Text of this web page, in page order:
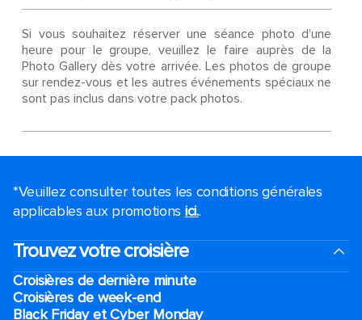
Si vous souhaitez réserver une séance photo d'une
heure pour le groupe, veuillez le faire auprès de la
Photo Gallery dès votre arrivée. Les photos de groupe
sur rendez-vous et les autres événements spéciaux ne
sont pas inclus dans votre pack photos.
*Veuillez consulter toutes les conditions générales
applicables aux promotions ici..
Trouvez votre croisière
Croisières de dernière minute
Croisières de week-end
Black Friday et Cyber Monday